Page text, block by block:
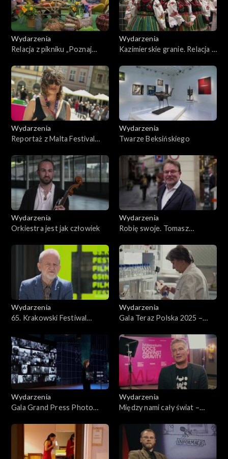
Wydarzenia
Relacja z pikniku „Poznaj
Wydarzenia
Kazimierskie granie. Relacja z
Śpiewaków Ludowych
Wydarzenia
Reportaż z Malta Festival
Wydarzenia
Twarze Beksińskiego
Wydarzenia
Orkiestra jest jak człowiek
Wydarzenia
Robię swoje. Tomasz
Wiedeńskiej
Wydarzenia
65. Krakowski Festiwal
Wydarzenia
Gala Teraz Polska 2025 –
Wydarzenia
Gala Grand Press Photo
Wydarzenia
Między nami cały świat –
Gravity 2025